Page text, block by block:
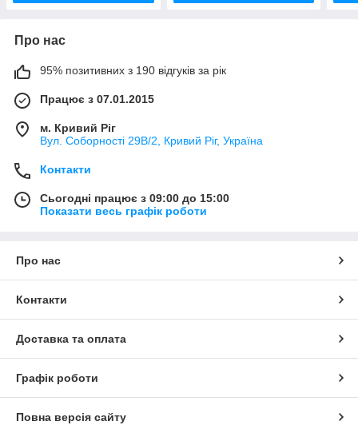
Про нас
95% позитивних з 190 відгуків за рік
Працює з 07.01.2015
м. Кривий Ріг
Вул. Соборності 29В/2, Кривий Ріг, Україна
Контакти
Сьогодні працює з 09:00 до 15:00
Показати весь графік роботи
Про нас
Контакти
Доставка та оплата
Графік роботи
Повна версія сайту